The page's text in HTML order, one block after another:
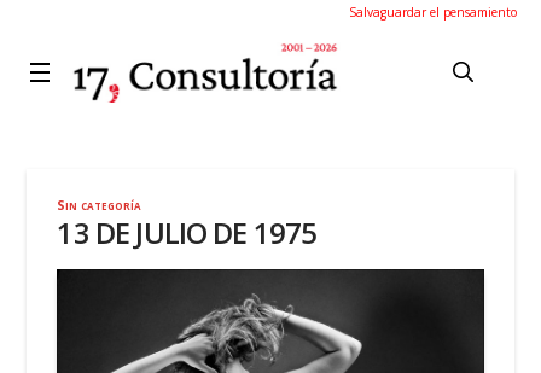
Salvaguardar el pensamiento
Sin categoría
13 DE JULIO DE 1975